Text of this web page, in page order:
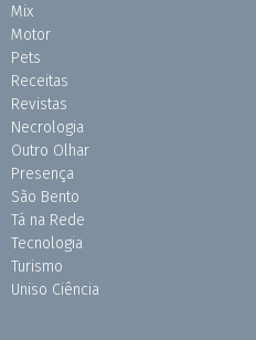
Mix
Motor
Pets
Receitas
Revistas
Necrologia
Outro Olhar
Presença
São Bento
Tá na Rede
Tecnologia
Turismo
Uniso Ciência